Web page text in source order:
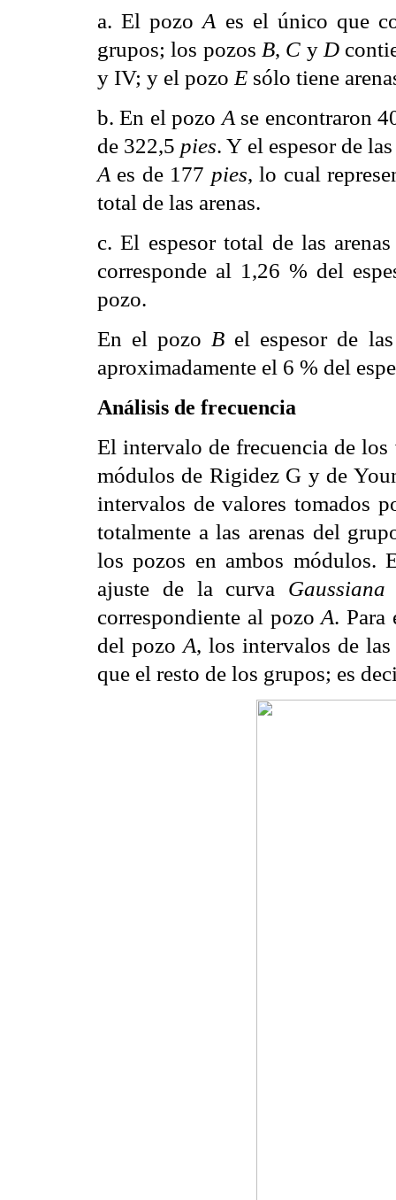
a. El pozoA es el único que
grupos; los pozos B, C y D
y IV; y el pozo E sólo tiene
b. En el pozo A se encontraron
de 322,5 pies. Y el espesor de
A es de 177 pies, lo cual
total de las arenas.
c. El espesor total de las
corresponde al 1,26 % del
pozo.
En el pozoB el espesor de
aproximadamente el 6 % del
Análisis de frecuencia
El intervalo de frecuencia de
módulos de Rigidez G y de
intervalos de valores tomados
totalmente a las arenas del
los pozos en ambos módulos.
ajuste de la curva
correspondiente al pozoA.
del pozo A, los intervalos de las
que el resto de los grupos; es